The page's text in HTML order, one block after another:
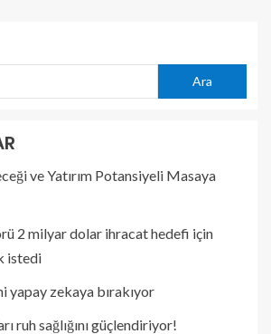
Ara
ve Yatırım Potansiyeli Masaya
2 milyar dolar ihracat hedefi için
istedi
yapay zekaya bırakıyor
ruh sağlığını güçlendiriyor!